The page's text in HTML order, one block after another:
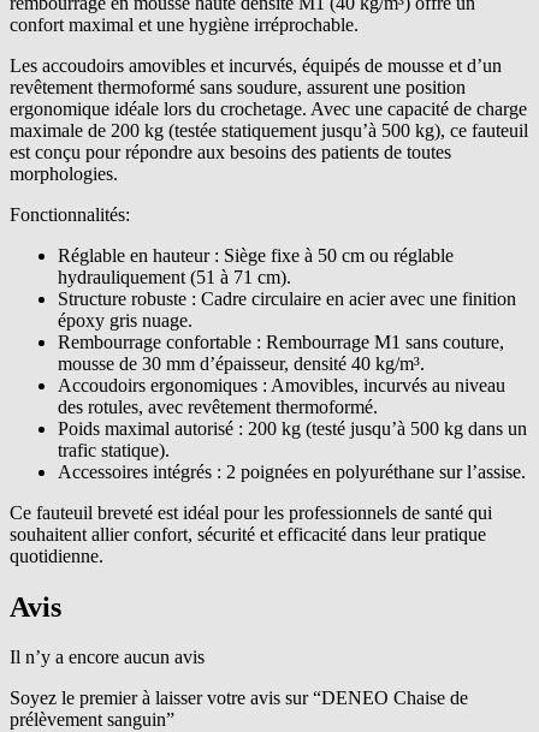
confort maximal et une hygiène irréprochable.
Les accoudoirs amovibles et incurvés, équipés de mousse et d’un
revêtement thermoformé sans soudure, assurent une position
ergonomique idéale lors du crochetage. Avec une capacité de charge
maximale de 200 kg (testée statiquement jusqu’à 500 kg), ce fauteuil
est conçu pour répondre aux besoins des patients de toutes
morphologies.
Fonctionnalités:
Réglable en hauteur : Siège fixe à 50 cm ou réglable
hydrauliquement (51 à 71 cm).
Structure robuste : Cadre circulaire en acier avec une finition
époxy gris nuage.
Rembourrage confortable : Rembourrage M1 sans couture,
mousse de 30 mm d’épaisseur, densité 40 kg/m³.
Accoudoirs ergonomiques : Amovibles, incurvés au niveau
des rotules, avec revêtement thermoformé.
Poids maximal autorisé : 200 kg (testé jusqu’à 500 kg dans un
trafic statique).
Accessoires intégrés : 2 poignées en polyuréthane sur l’assise.
Ce fauteuil breveté est idéal pour les professionnels de santé qui
souhaitent allier confort, sécurité et efficacité dans leur pratique
quotidienne.
Avis
Il n’y a encore aucun avis
Soyez le premier à laisser votre avis sur “DENEO Chaise de
prélèvement sanguin”